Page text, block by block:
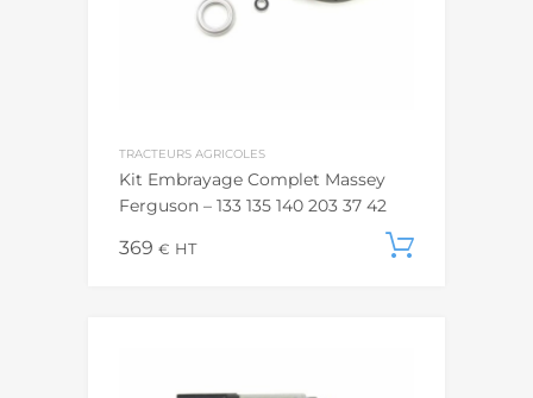
TRACTEURS AGRICOLES
Kit Embrayage Complet Massey
Ferguson – 133 135 140 203 37 42
369 € HT